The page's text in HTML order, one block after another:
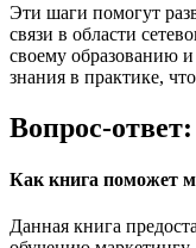
Эти шаги помогут
связи в области
своему образованию
знания в практике,
Вопрос-ответ:
Как книга поможет
Данная книга